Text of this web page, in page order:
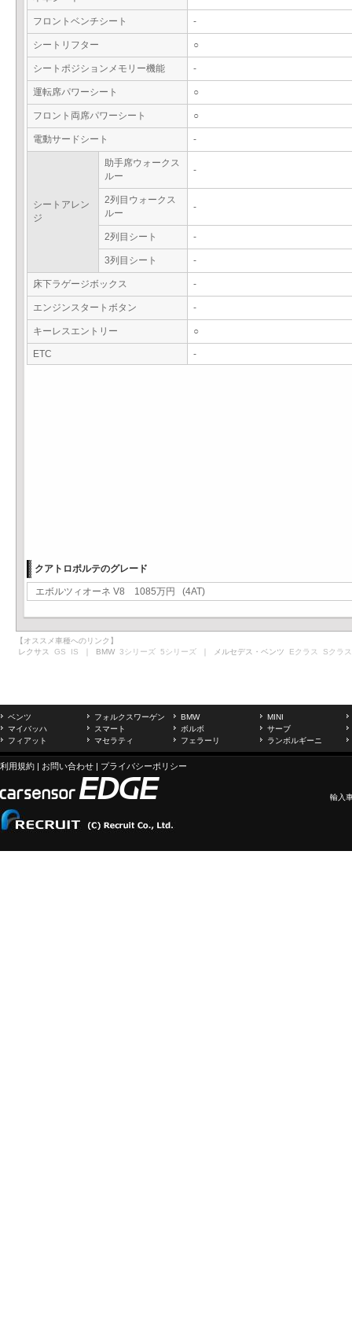
フロントベンチシート -
シートリフター ○
シートポジションメモリー機能 -
運転席パワーシート ○
フロント両席パワーシート ○
電動サードシート -
シートアレン
ジ
助手席ウォークス
ルー
-
2列目ウォークス
ルー
-
2列目シート -
3列目シート -
床下ラゲージボックス -
エンジンスタートボタン -
キーレスエントリー ○
ETC -
クアトロポルテのグレード
エボルツィオーネ V8 1085万円 (4AT)
【オススメ車種へのリンク】
レクサス GS IS ｜ BMW 3シリーズ 5シリーズ ｜ メルセデス・ベンツ Eクラス Sクラス
ベンツ フォルクスワーゲン BMW
MINI
マイバッハ
スマート ボルボ
サーブ
フィアット
マセラティ フェラーリ ランボルギーニ
利用規約 | お問い合わせ | プライバシーポリシー
輸入